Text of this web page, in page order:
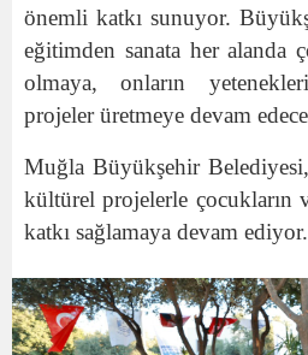
önemli katkı sunuyor.
eğitimden sanata her alanda
olmaya, onların
projeler üretmeye devam
Muğla Büyükşehir
kültürel projelerle çocukların
katkı sağlamaya devam ediyor.